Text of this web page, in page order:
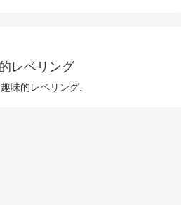
レベリング
味的レベリング.